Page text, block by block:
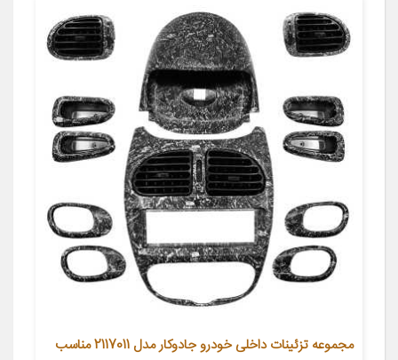
مجموعه تزئینات داخلی خودرو جادوکار مدل 2117011 مناسب